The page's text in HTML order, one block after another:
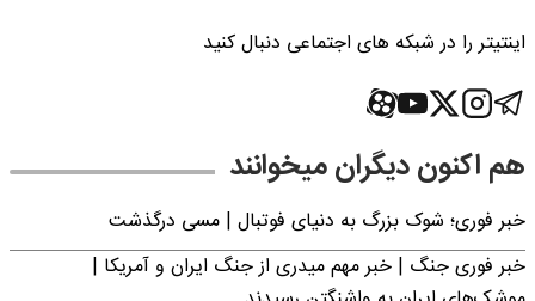
اینتیتر را در شبکه های اجتماعی دنبال کنید
هم اکنون دیگران میخوانند
خبر فوری؛‌ شوک بزرگ به دنیای فوتبال | مسی درگذشت
خبر فوری جنگ | خبر مهم میدری از جنگ ایران و آمریکا |